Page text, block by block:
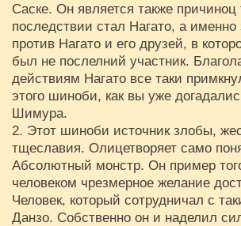
Саске. Он является также причиноц
последствии стал Нагато, а именно
против Нагато и его друзей, в
был не послелний участник.
действиям Нагато все таки
этого шиноби, как вы уже
Шимура.
2. Этот шиноби источник злобы,
тщеславия. Олицетворяет само
Абсолютный монстр. Он пример
человеком чрезмерное желание
Человек, который сотрудничал с
Данзо. Собственно он и наделил